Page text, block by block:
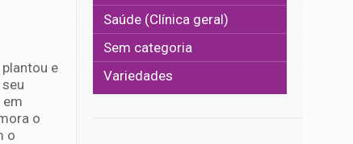
e
o
o
Saúde (Clínica geral)
Sem categoria
Variedades